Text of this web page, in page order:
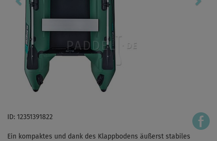
ID: 12351391822
Ein kompaktes und dank des Klappbodens äußerst stabiles